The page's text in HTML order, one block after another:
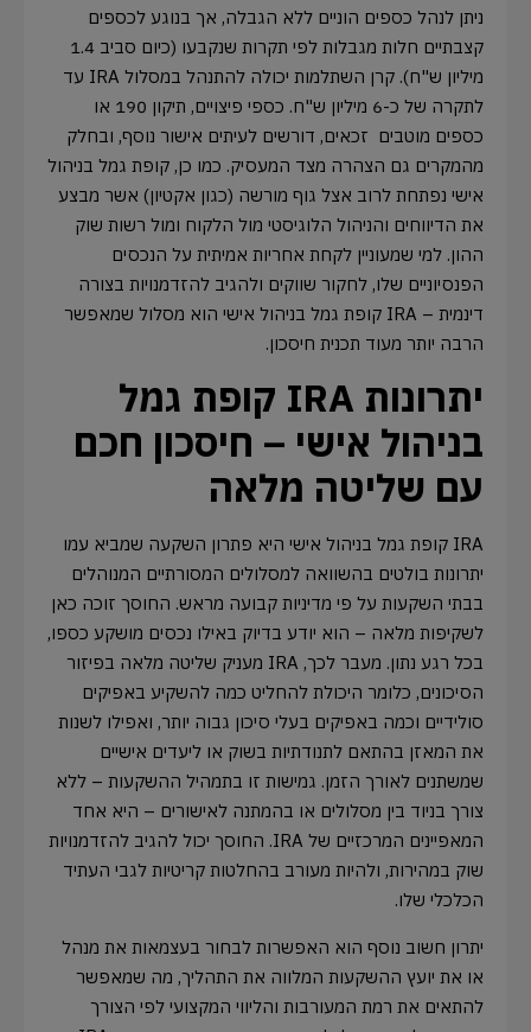
ניתן לנהל כספים הוניים ללא הגבלה, אך בנוגע לכספים
קצבתיים חלות מגבלות לפי תקרות שנקבעו (כיום סביב 1.4
מיליון ש"ח). קרן השתלמות יכולה להתנהל במסלול IRA עד
לתקרה של כ-6 מיליון ש"ח. כספי פיצויים, תיקון 190 או
כספים מוטבים זכאים, דורשים לעיתים אישור נוסף, ובחלק
מהמקרים גם הצהרה מצד המעסיק. כמו כן, קופת גמל בניהול
אישי נפתחת לרוב אצל גוף מורשה (כגון אקטיון) אשר מבצע
את הדיווחים והניהול הלוגיסטי מול הלקוח ומול רשות שוק
ההון. למי שמעוניין לקחת אחריות אמיתית על הנכסים
הפנסיוניים שלו, לחקור שווקים ולהגיב להזדמנויות בצורה
דינמית – IRA קופת גמל בניהול אישי הוא מסלול שמאפשר
הרבה יותר מעוד תכנית חיסכון.
יתרונות IRA קופת גמל
בניהול אישי – חיסכון חכם
עם שליטה מלאה
IRA קופת גמל בניהול אישי היא פתרון השקעה שמביא עמו
יתרונות בולטים בהשוואה למסלולים המסורתיים המנוהלים
בבתי השקעות על פי מדיניות קבועה מראש. החוסך זוכה כאן
לשקיפות מלאה – הוא יודע בדיוק באילו נכסים מושקע כספו,
בכל רגע נתון. מעבר לכך, IRA מעניק שליטה מלאה בפיזור
הסיכונים, כלומר היכולת להחליט כמה להשקיע באפיקים
סולידיים וכמה באפיקים בעלי סיכון גבוה יותר, ואפילו לשנות
את המאזן בהתאם לתנודתיות בשוק או ליעדים אישיים
שמשתנים לאורך הזמן. גמישות זו בתמהיל ההשקעות – ללא
צורך בניוד בין מסלולים או בהמתנה לאישורים – היא אחד
המאפיינים המרכזיים של IRA. החוסך יכול להגיב להזדמנויות
שוק במהירות, ולהיות מעורב בהחלטות קריטיות לגבי העתיד
הכלכלי שלו.
יתרון חשוב נוסף הוא האפשרות לבחור בעצמאות את מנהל
או את יועץ ההשקעות המלווה את התהליך, מה שמאפשר
להתאים את רמת המעורבות והליווי המקצועי לפי הצורך